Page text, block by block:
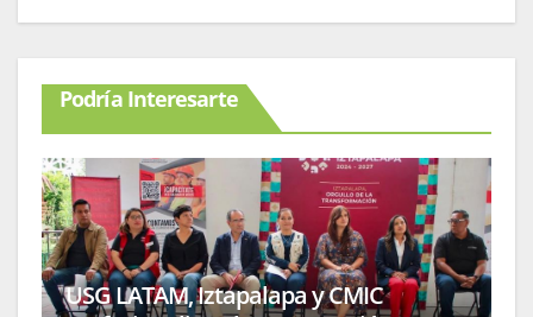
Podría Interesarte
USG LATAM, Iztapalapa y CMIC